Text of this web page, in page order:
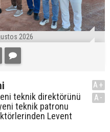
2026
teknik direktörünü
teknik patronu
Levent
A+
A-